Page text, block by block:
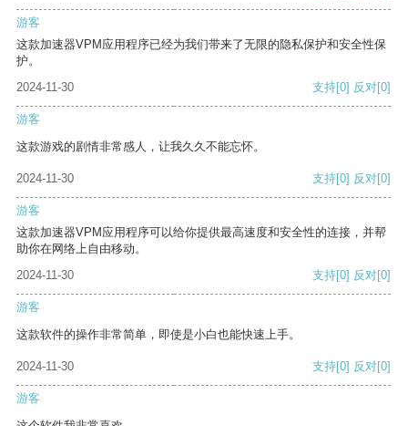
游客
这款加速器VPM应用程序已经为我们带来了无限的隐私保护和安全性保
护。
2024-11-30
支持[0] 反对[0]
游客
这款游戏的剧情非常感人，让我久久不能忘怀。
2024-11-30 支持[0] 反对[0]
游客
这款加速器VPM应用程序可以给你提供最高速度和安全性的连接，并帮
助你在网络上自由移动。
2024-11-30
支持[0] 反对[0]
游客
这款软件的操作非常简单，即使是小白也能快速上手。
2024-11-30 支持[0] 反对[0]
游客